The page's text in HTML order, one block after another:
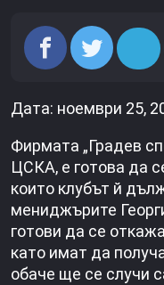
Дата: ноември 25,
Фирмата „Градев
ЦСКА, е готова да
които клубът й
мениджърите
готови да се
като имат да
обаче ще се случи